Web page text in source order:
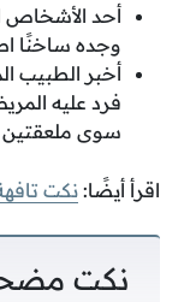
أحد الأشخاص
وجده ساخنًا
أخبر الطبيب
فرد عليه
سوى ملعقتين
اقرأ أيضًا:نكت
نكت